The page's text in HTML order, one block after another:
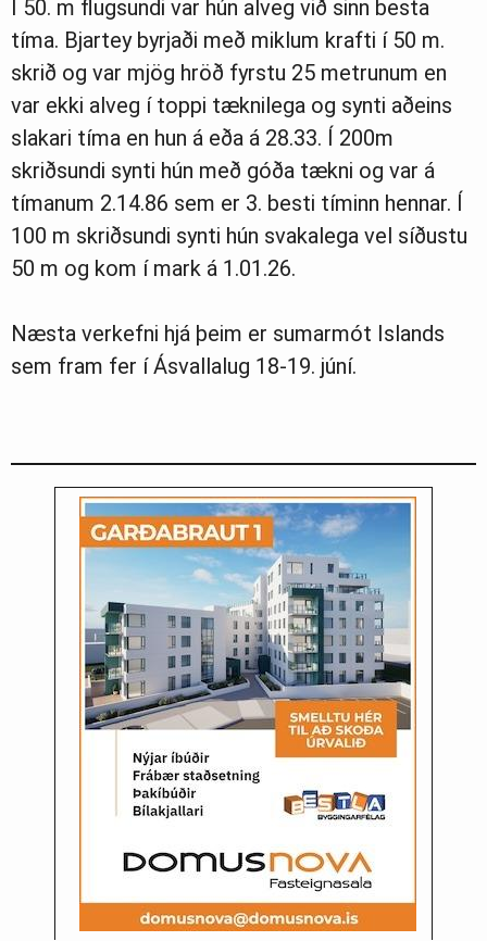
Í 50. m flugsundi var hún alveg við sinn besta
tíma. Bjartey byrjaði með miklum krafti í 50 m.
skrið og var mjög hröð fyrstu 25 metrunum en
var ekki alveg í toppi tæknilega og synti aðeins
slakari tíma en hun á eða á 28.33. Í 200m
skriðsundi synti hún með góða tækni og var á
tímanum 2.14.86 sem er 3. besti tíminn hennar. Í
100 m skriðsundi synti hún svakalega vel síðustu
50 m og kom í mark á 1.01.26.
Næsta verkefni hjá þeim er sumarmót Islands
sem fram fer í Ásvallalug 18-19. júní.